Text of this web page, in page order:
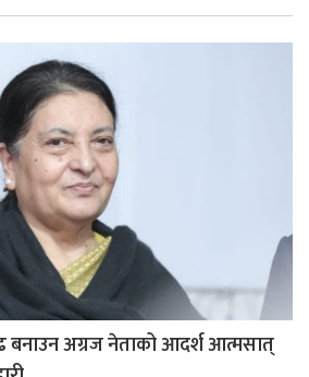
बनाउन अग्रज नेताको आदर्श आत्मसात्